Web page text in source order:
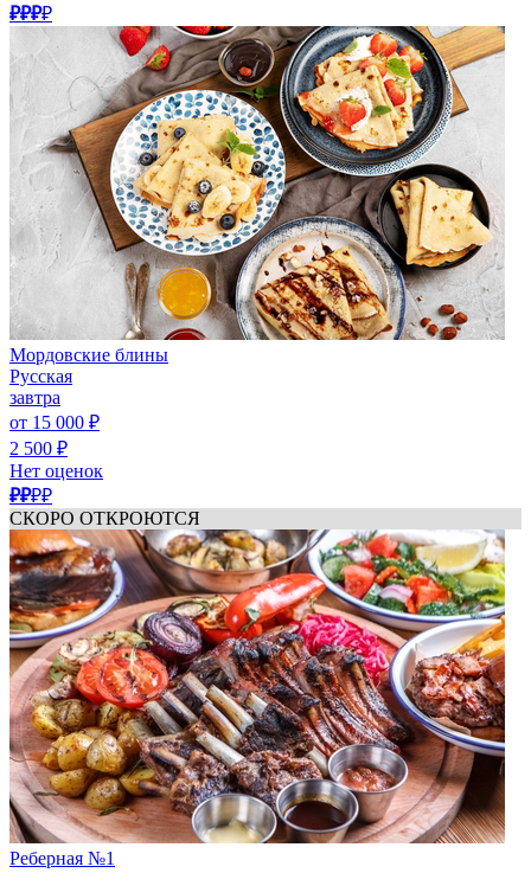
₽₽₽₽
Мордовские блины
Русская
завтра
от 15 000 ₽
2 500 ₽
Нет оценок
₽₽₽₽
СКОРО ОТКРОЮТСЯ
Реберная №1